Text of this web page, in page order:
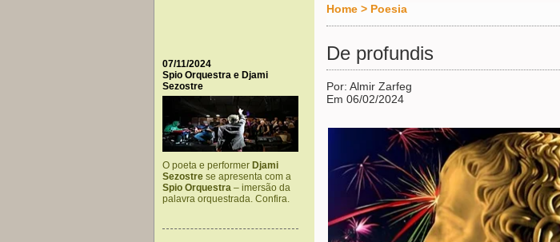
07/11/2024
Spio Orquestra e Djami
Sezostre
O poeta e performer Djami
Sezostre se apresenta com a
Spio Orquestra – imersão da
palavra orquestrada. Confira.
Home > Poesia
De profundis
Por: Almir Zarfeg
Em 06/02/2024